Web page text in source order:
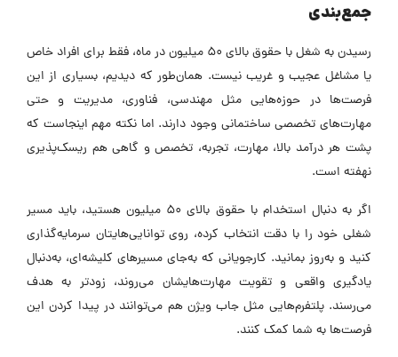
جمع‌بندی
رسیدن به شغل با حقوق بالای 50 میلیون در ماه، فقط برای افراد خاص
یا مشاغل عجیب و غریب نیست. همان‌طور که دیدیم، بسیاری از این
فرصت‌ها در حوزه‌هایی مثل مهندسی، فناوری، مدیریت و حتی
مهارت‌های تخصصی ساختمانی وجود دارند. اما نکته مهم اینجاست که
پشت هر درآمد بالا، مهارت، تجربه، تخصص و گاهی هم ریسک‌پذیری
نهفته است.
اگر به دنبال استخدام با حقوق بالای 50 میلیون هستید، باید مسیر
شغلی خود را با دقت انتخاب کرده، روی توانایی‌هایتان سرمایه‌گذاری
کنید و به‌روز بمانید. کارجویانی که به‌جای مسیرهای کلیشه‌ای، به‌دنبال
یادگیری واقعی و تقویت مهارت‌هایشان می‌روند، زودتر به هدف
می‌رسند. پلتفرم‌هایی مثل جاب ویژن هم می‌توانند در پیدا کردن این
فرصت‌ها به شما کمک کنند.